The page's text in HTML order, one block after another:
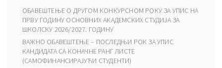
ОБАВЕШТЕЊЕ О ДРУГОМ КОНКУРСНОМ РОКУ ЗА УПИС НА
ПРВУ ГОДИНУ ОСНОВНИХ АКАДЕМСКИХ СТУДИЈА ЗА
ШКОЛСКУ 2026/2027. ГОДИНУ
ВАЖНО ОБАВЕШТЕЊЕ – ПОСЛЕДЊИ РОК ЗА УПИС
КАНДИДАТА СА КОНАЧНЕ РАНГ ЛИСТЕ
(САМОФИНАНСИРАЈУЋИ СТУДЕНТИ)